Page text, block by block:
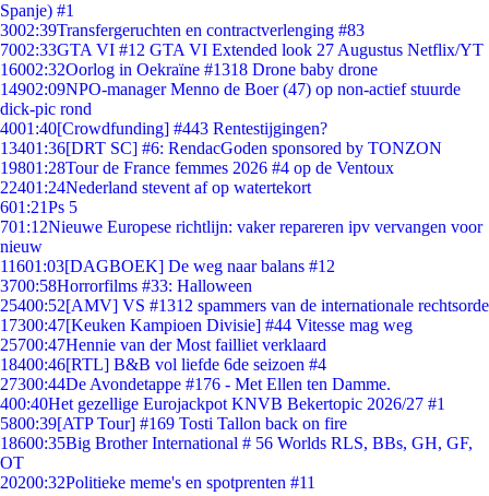
Spanje) #1
3002:39Transfergeruchten en contractverlenging #83
7002:33GTA VI #12 GTA VI Extended look 27 Augustus Netflix/YT
16002:32Oorlog in Oekraïne #1318 Drone baby drone
14902:09NPO-manager Menno de Boer (47) op non-actief stuurde
dick-pic rond
4001:40[Crowdfunding] #443 Rentestijgingen?
13401:36[DRT SC] #6: RendacGoden sponsored by TONZON
19801:28Tour de France femmes 2026 #4 op de Ventoux
22401:24Nederland stevent af op watertekort
601:21Ps 5
701:12Nieuwe Europese richtlijn: vaker repareren ipv vervangen voor
nieuw
11601:03[DAGBOEK] De weg naar balans #12
3700:58Horrorfilms #33: Halloween
25400:52[AMV] VS #1312 spammers van de internationale rechtsorde
17300:47[Keuken Kampioen Divisie] #44 Vitesse mag weg
25700:47Hennie van der Most failliet verklaard
18400:46[RTL] B&B vol liefde 6de seizoen #4
27300:44De Avondetappe #176 - Met Ellen ten Damme.
400:40Het gezellige Eurojackpot KNVB Bekertopic 2026/27 #1
5800:39[ATP Tour] #169 Tosti Tallon back on fire
18600:35Big Brother International # 56 Worlds RLS, BBs, GH, GF,
OT
20200:32Politieke meme's en spotprenten #11